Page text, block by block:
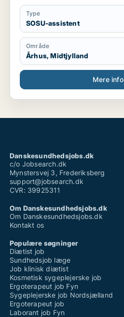
Type
SOSU-assistent
Område
Århus, Midtjylland
Mere info
Danskesundhedsjobs.dk
c/o Jobsearch.dk
Mynstersvej 3, Frederiksberg
support@jobsearch.dk
CVR: 39925311
Om Danskesundhedsjobs.dk
Om Danskesundhedsjobs.dk
Kontakt os
Populære søgninger
Diætist job
Sundhedsjob læge
Job klinisk diætist
Kosmetisk sygeplejerske job
Ergoterapeut job Fyn
Sygeplejerske job Nordsjælland
Ergoterapeut job
Laborant job Fyn